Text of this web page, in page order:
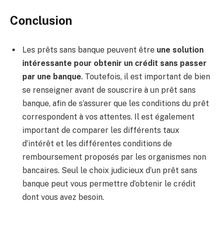
Conclusion
Les prêts sans banque peuvent être une solution
intéressante pour obtenir un crédit sans passer
par une banque. Toutefois, il est important de bien
se renseigner avant de souscrire à un prêt sans
banque, afin de s’assurer que les conditions du prêt
correspondent à vos attentes. Il est également
important de comparer les différents taux
d’intérêt et les différentes conditions de
remboursement proposés par les organismes non
bancaires. Seul le choix judicieux d’un prêt sans
banque peut vous permettre d’obtenir le crédit
dont vous avez besoin.